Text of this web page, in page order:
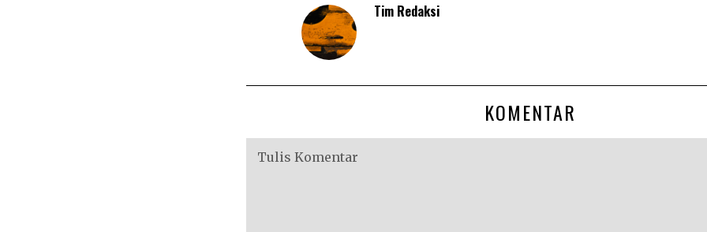
Tim Redaksi
KOMENTAR